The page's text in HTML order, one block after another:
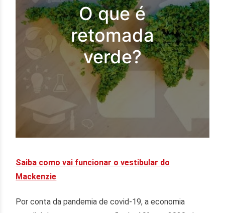
O que é
retomada
verde?
Saiba como vai funcionar o vestibular do
Mackenzie
Por conta da pandemia de covid-19, a economia